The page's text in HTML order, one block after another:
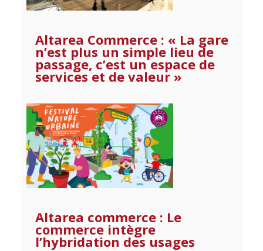
Altarea Commerce : « La gare
n’est plus un simple lieu de
passage, c’est un espace de
services et de valeur »
Altarea commerce : Le
commerce intègre
l’hybridation des usages